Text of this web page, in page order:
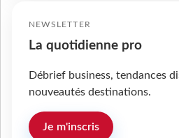
NEWSLETTER
La quotidienne pro
Débrief business, tendances
nouveautés destinations.
Je m'inscris